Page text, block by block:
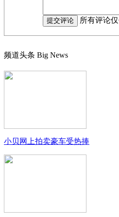
所有评论
频道头条 Big News
小贝网上拍卖豪车受热捧